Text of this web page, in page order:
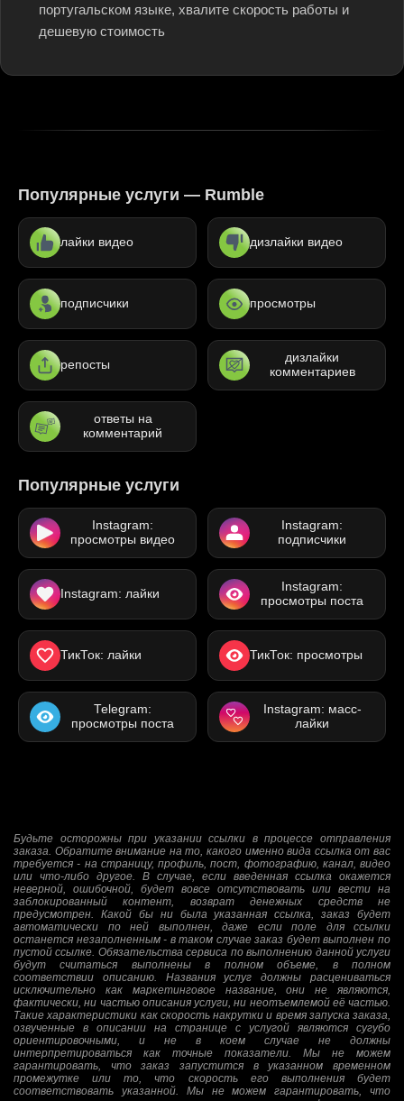
португальском языке, хвалите скорость работы и
дешевую стоимость
Популярные услуги — Rumble
лайки видео дизлайки видео
подписчики просмотры
репосты
дизлайки
комментариев
ответы на
комментарий
Популярные услуги
Instagram:
просмотры видео
Instagram:
подписчики
Instagram: лайки
Instagram:
просмотры поста
ТикТок: лайки ТикТок: просмотры
Telegram:
просмотры поста
Instagram: масс-
лайки
Будьте осторожны при указании ссылки в процессе отправления
заказа. Обратите внимание на то, какого именно вида ссылка от вас
требуется - на страницу, профиль, пост, фотографию, канал, видео
или что-либо другое. В случае, если введенная ссылка окажется
неверной, ошибочной, будет вовсе отсутствовать или вести на
заблокированный контент, возврат денежных средств не
предусмотрен. Какой бы ни была указанная ссылка, заказ будет
автоматически по ней выполнен, даже если поле для ссылки
останется незаполненным - в таком случае заказ будет выполнен по
пустой ссылке. Обязательства сервиса по выполнению данной услуги
будут считаться выполнены в полном объеме, в полном
соответствии описанию. Названия услуг должны расцениваться
исключительно как маркетинговое название, они не являются,
фактически, ни частью описания услуги, ни неотъемлемой её частью.
Такие характеристики как скорость накрутки и время запуска заказа,
озвученные в описании на странице с услугой являются сугубо
ориентировочными, и не в коем случае не должны
интерпретироваться как точные показатели. Мы не можем
гарантировать, что заказ запустится в указанном временном
промежутке или то, что скорость его выполнения будет
соответствовать указанной. Мы не можем гарантировать, что